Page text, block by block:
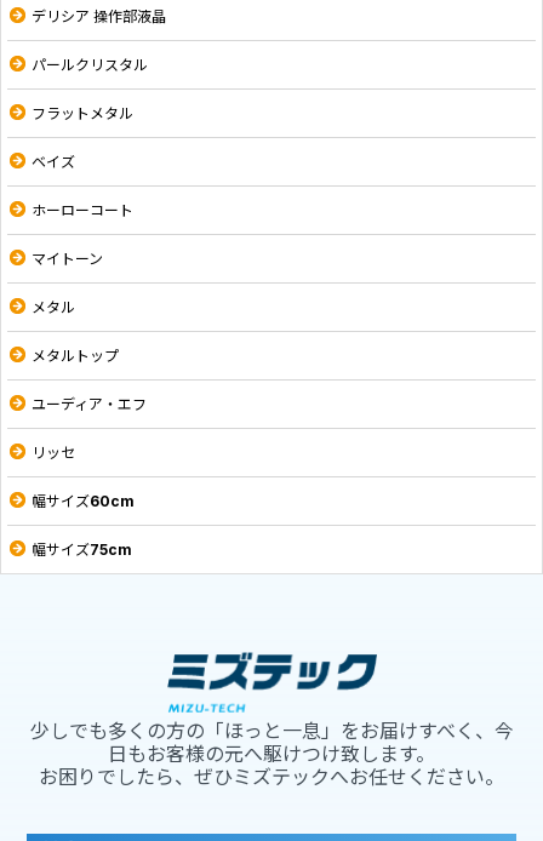
デリシア 操作部液晶
パールクリスタル
フラットメタル
ベイズ
ホーローコート
マイトーン
メタル
メタルトップ
ユーディア・エフ
リッセ
幅サイズ60cm
幅サイズ75cm
少しでも多くの方の「ほっと一息」をお届けすべく、今
日もお客様の元へ駆けつけ致します。
お困りでしたら、ぜひミズテックへお任せください。